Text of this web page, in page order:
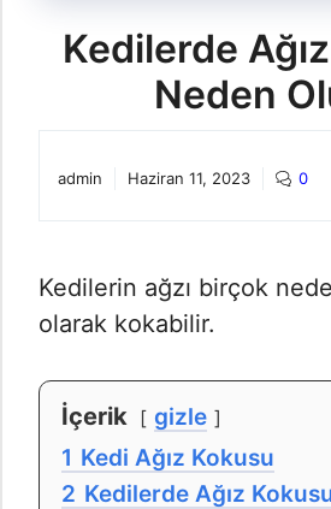
Kedilerde
Neden
admin Haziran 11, 2023 0
Kedilerin ağzı birçok
olarak kokabilir.
İçerik
gizle
1 Kedi Ağız Kokusu
2 Kedilerde Ağız